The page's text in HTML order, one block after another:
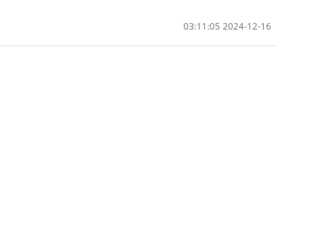
2024-12-16 03:11:05